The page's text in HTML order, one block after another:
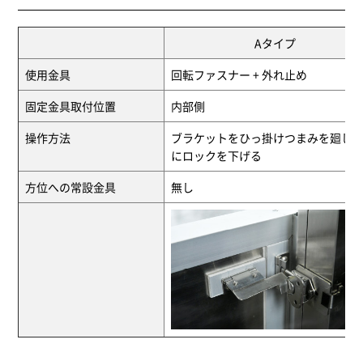
Aタイプ
使用金具
回転ファスナー + 外れ止め
固定金具取付位置
内部側
操作方法
ブラケットをひっ掛けつまみを廻し
にロックを下げる
方位への常設金具
無し